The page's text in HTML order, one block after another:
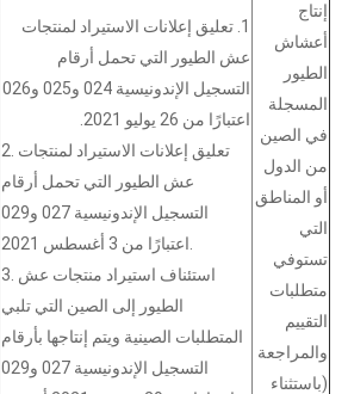
1. تعليق إعلانات الاستيراد لمنتجات
عش الطيور التي تحمل أرقام
التسجيل الإندونيسية 024 و025 و026
اعتبارًا من 26 يوليو 2021.
2. تعليق إعلانات الاستيراد لمنتجات
عش الطيور التي تحمل أرقام
التسجيل الإندونيسية 027 و029
3. استئناف استيراد منتجات عش
الطيور إلى الصين التي تلبي
المتطلبات الصينية ويتم إنتاجها بأرقام
التسجيل الإندونيسية 027 و029
إنتاج
أعشاش
الطيور
المسجلة
في الصين
من الدول
أو المناطق
التي
تستوفي
متطلبات
التقييم
والمراجعة
(باستثناء